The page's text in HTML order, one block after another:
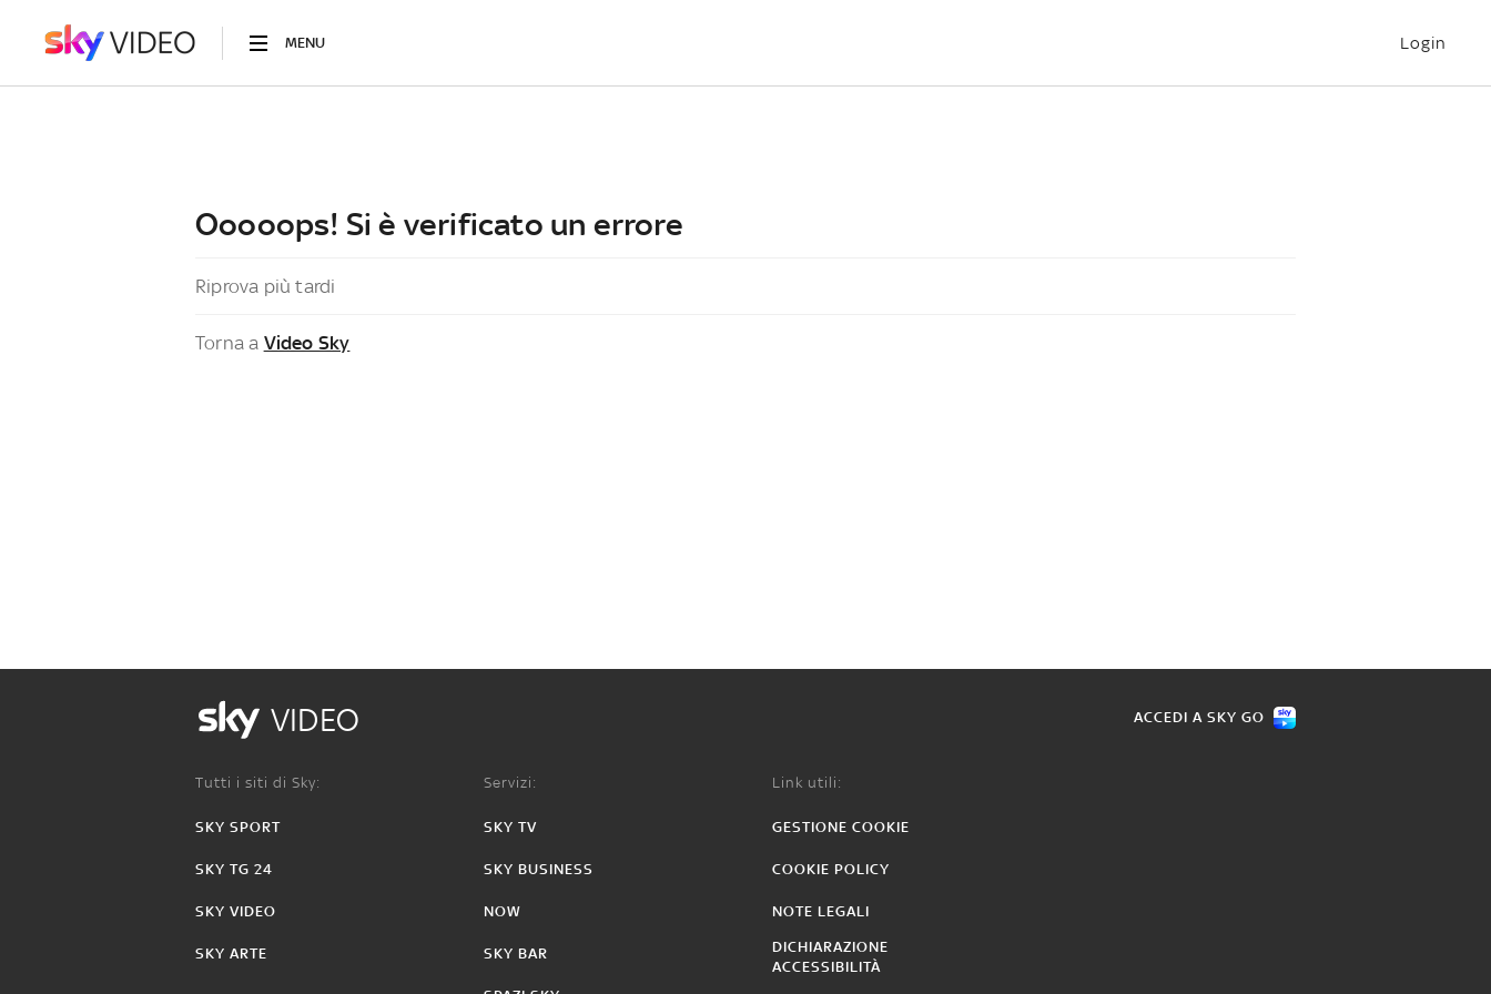
MENU Login
Ooooops! Si è verificato un errore
Riprova più tardi
Torna a Video Sky
VIDEO ACCEDI A SKY GO
Tutti i siti di Sky:
SKY SPORT
SKY TG 24
SKY VIDEO
SKY ARTE
Servizi:
SKY TV
SKY BUSINESS
NOW
SKY BAR
Link utili:
GESTIONE COOKIE
COOKIE POLICY
NOTE LEGALI
DICHIARAZIONE
ACCESSIBILITÀ